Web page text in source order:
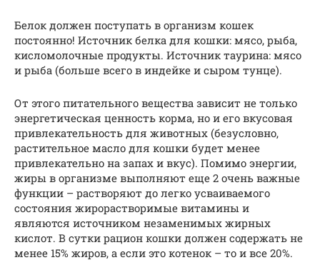
Белок должен поступать в организм кошек
постоянно! Источник белка для кошки: мясо, рыба,
кисломолочные продукты. Источник таурина: мясо
и рыба (больше всего в индейке и сыром тунце).
От этого питательного вещества зависит не только
энергетическая ценность корма, но и его вкусовая
привлекательность для животных (безусловно,
растительное масло для кошки будет менее
привлекательно на запах и вкус). Помимо энергии,
жиры в организме выполняют еще 2 очень важные
функции – растворяют до легко усваиваемого
состояния жирорастворимые витамины и
являются источником незаменимых жирных
кислот. В сутки рацион кошки должен содержать не
менее 15% жиров, а если это котенок – то и все 20%.